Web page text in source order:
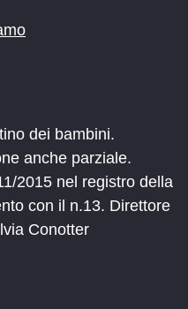
dei bambini.
anche parziale.
2015 nel registro della
con il n.13. Direttore
Conotter